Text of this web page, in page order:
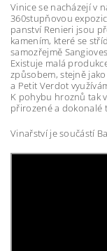
Vinice se nacházejí v
360stupňovou
panství Renieri jsou
kamením, které se
samozřejmě
Existuje malá
způsobem, stejně
a Petit Verdot
K pohybu hroznů tak
přirozené a dokonalé
Vinařství je součástí